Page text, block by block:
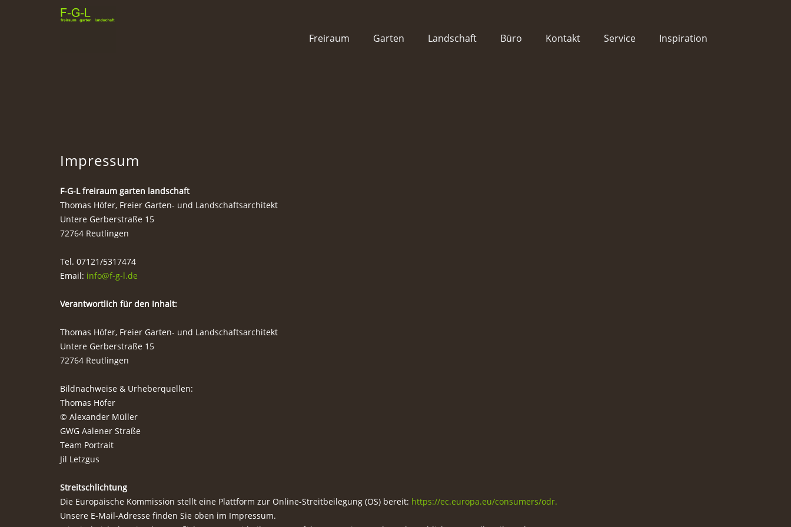
Freiraum Garten Landschaft Büro Kontakt Service Inspiration
Impressum
F-G-L freiraum garten landschaft
Thomas Höfer, Freier Garten- und Landschaftsarchitekt
Untere Gerberstraße 15
72764 Reutlingen
Tel. 07121/5317474
Email: info@f-g-l.de
Verantwortlich für den Inhalt:
Thomas Höfer, Freier Garten- und Landschaftsarchitekt
Untere Gerberstraße 15
72764 Reutlingen
Bildnachweise & Urheberquellen:
Thomas Höfer
© Alexander Müller
GWG Aalener Straße
Team Portrait
Jil Letzgus
Streitschlichtung
Die Europäische Kommission stellt eine Plattform zur Online-Streitbeilegung (OS) bereit: https://ec.europa.eu/consumers/odr.
Unsere E-Mail-Adresse finden Sie oben im Impressum.